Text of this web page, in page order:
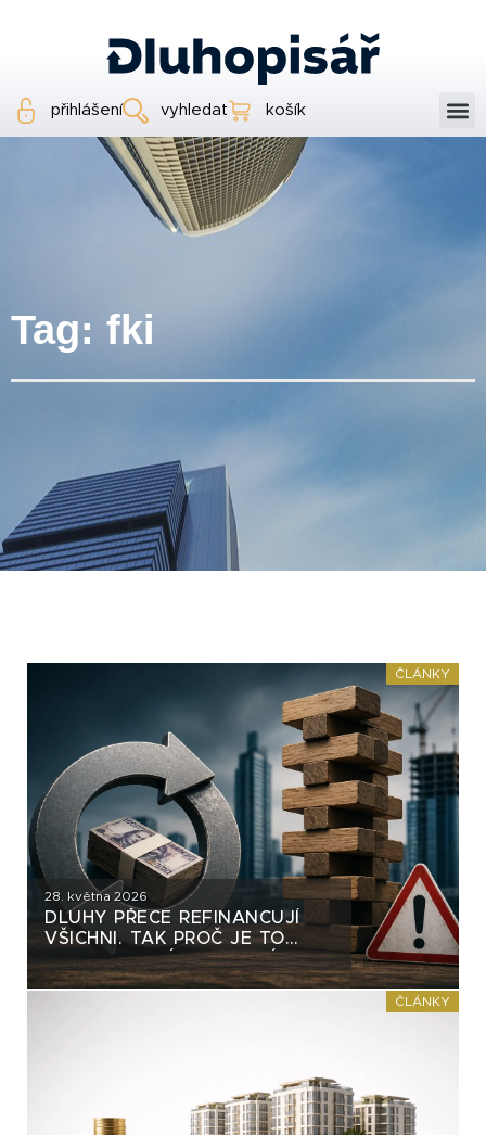
přihlášení vyhledat košík
Tag: fki
ČLÁNKY
28. května 2026
DLUHY PŘECE REFINANCUJÍ
VŠICHNI. TAK PROČ JE TO
DLUHOPISOVÝM SKUPINÁM
ČASTO VYTÝKÁNO?
ČLÁNKY